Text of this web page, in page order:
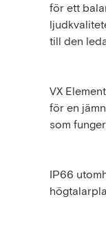
för ett
till den
VX
för en
som
IP66